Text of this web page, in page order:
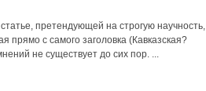
претендующей на строгую научность,
прямо с самого заголовка (Кавказская?
не существует до сих пор. ...